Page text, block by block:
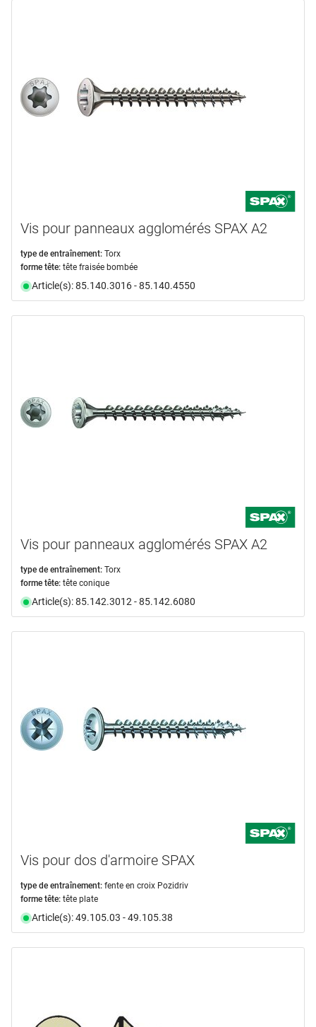
Vis pour panneaux agglomérés SPAX A2
type de entraînement: Torx
forme tête: tête fraisée bombée
Article(s): 85.140.3016 - 85.140.4550
Vis pour panneaux agglomérés SPAX A2
type de entraînement: Torx
forme tête: tête conique
Article(s): 85.142.3012 - 85.142.6080
Vis pour dos d'armoire SPAX
type de entraînement: fente en croix Pozidriv
forme tête: tête plate
Article(s): 49.105.03 - 49.105.38